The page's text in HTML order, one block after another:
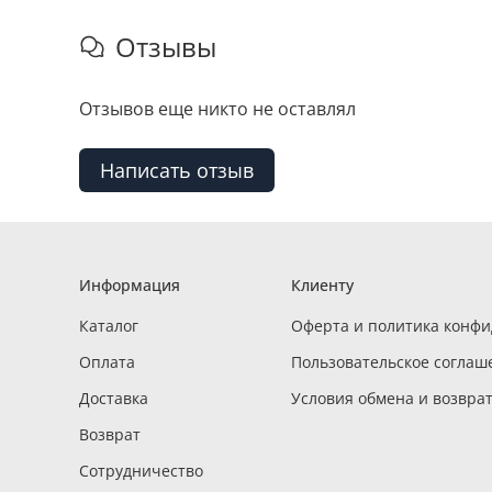
Отзывы
Отзывов еще никто не оставлял
Написать отзыв
Информация
Каталог
Оплата
Доставка
Возврат
Сотрудничество
Клиенту
Оферта и политика
Пользовательское
Условия обмена и